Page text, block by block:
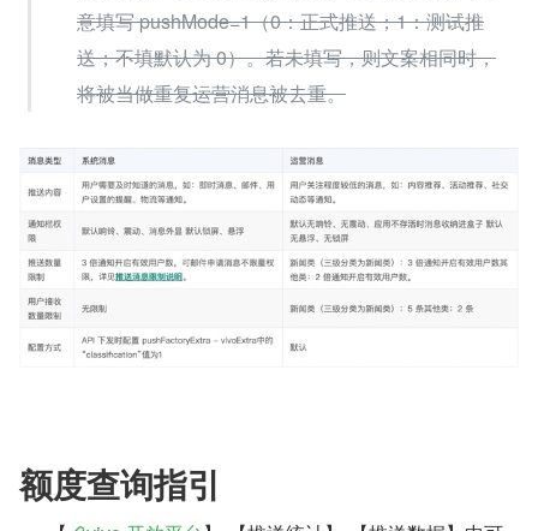
意填写 pushMode=1（0：正式推送；1：测试推
送；不填默认为 0）。若未填写，则文案相同时，
将被当做重复运营消息被去重。
额度查询指引